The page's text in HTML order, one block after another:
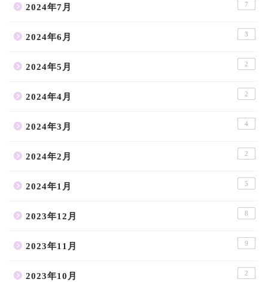
2024年7月 7
2024年6月 3
2024年5月 2
2024年4月 2
2024年3月 4
2024年2月 2
2024年1月 5
2023年12月 8
2023年11月 9
2023年10月 2